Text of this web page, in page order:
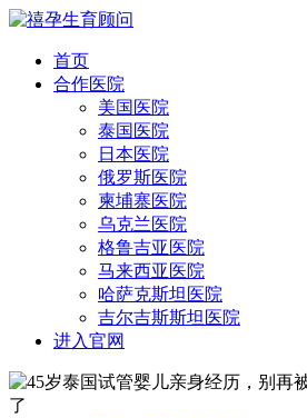
首页
合作医院
美国医院
泰国医院
日本医院
俄罗斯医院
柬埔寨医院
乌克兰医院
格鲁吉亚医院
马来西亚医院
哈萨克斯坦医院
吉尔吉斯斯坦医院
进入官网